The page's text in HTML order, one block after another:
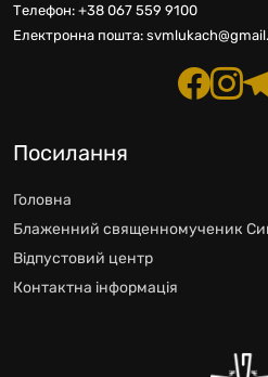
Телефон: +38 067 559 9100
Електронна пошта:
Посилання
Головна
Блаженний священномученик
Відпустовий центр
Контактна інформація